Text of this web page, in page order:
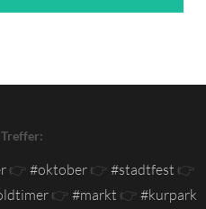
👉 #oktober 👉 #stadtfest 👉
👉 #markt 👉 #kurpark